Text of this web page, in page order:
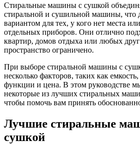
Стиральные машины с сушкой
стиральной и сушильной машины, что
вариантом для тех, у кого нет места
отдельных приборов. Они отлично
квартир, домов отдыха или любых
пространство ограничено.
При выборе стиральной машины с
несколько факторов, таких как
функции и цена. В этом руководстве
некоторые из лучших стиральных
чтобы помочь вам принять
Лучшие стиральные
сушкой